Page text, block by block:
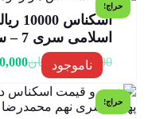
حراج!
ناموجود
اسلامی سری 7 – سوپر بانکی – 020685
1,800,000 تومان
حراج!